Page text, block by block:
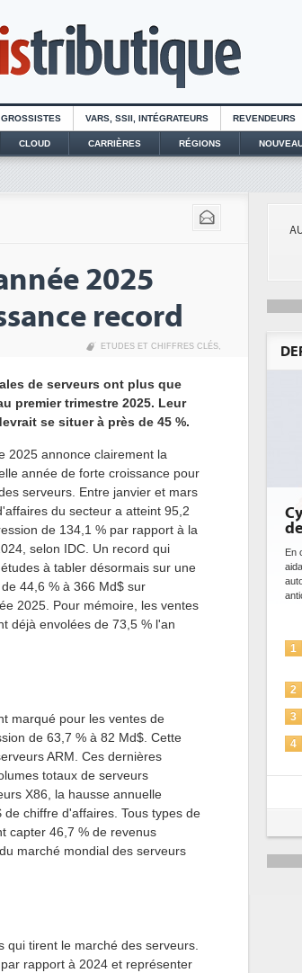
GROSSISTES VARS, SSII, INTÉGRATEURS REVENDEURS
CLOUD CARRIÈRES RÉGIONS
2025
record
ETUDES ET CHIFFRES CLÉS,
de serveurs ont plus que
premier trimestre 2025. Leur
se situer à près de 45 %.
2025 annonce clairement la
année de forte croissance pour
serveurs. Entre janvier et mars
du secteur a atteint 95,2
de 134,1 % par rapport à la
selon IDC. Un record qui
à tabler désormais sur une
44,6 % à 366 Md$ sur
2025. Pour mémoire, les ventes
déjà envolées de 73,5 % l'an
marqué pour les ventes de
de 63,7 % à 82 Md$. Cette
ARM. Ces dernières
totaux de serveurs
X86, la hausse annuelle
chiffre d'affaires. Tous types de
capter 46,7 % de revenus
marché mondial des serveurs
tirent le marché des serveurs.
rapport à 2024 et représenter
En